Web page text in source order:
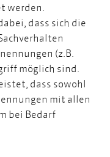
werden.
dass sich die
(z.B.
möglich sind.
dass sowohl
mit allen
bei Bedarf